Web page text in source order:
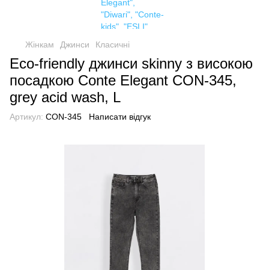
Жінкам Джинси Класичні
Eco-friendly джинси skinny з високою
посадкою Conte Elegant CON-345,
grey acid wash, L
Артикул: CON-345 Написати відгук